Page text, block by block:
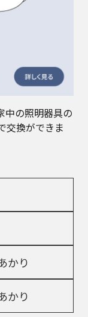
中の照明器具の
交換ができま
かり
かり